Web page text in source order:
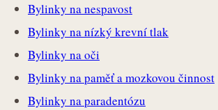
Bylinky na nespavost
Bylinky na nízký krevní tlak
Bylinky na oči
Bylinky na paměť a mozkovou činnost
Bylinky na paradentózu